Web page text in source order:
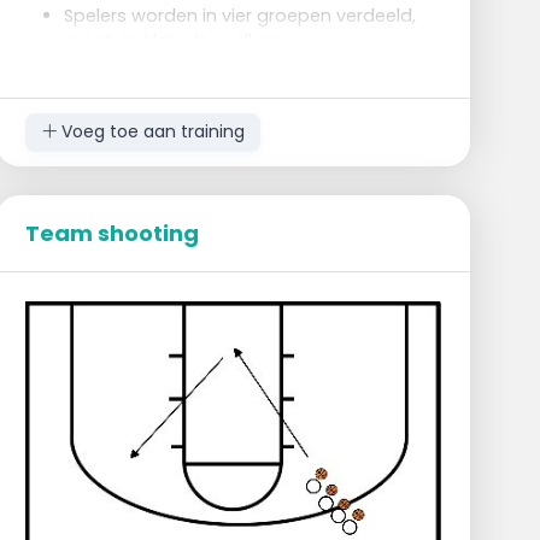
Spelers worden in vier groepen verdeeld,
in het midden van het veld (aan de
staan elk op de baseline aan de hoepels
of fietsbanden.
De spelers staan per groep in de vier
hoeken van het basketbalterrein.
Op het fluitsignaal van de coach loopt de
tennisballenbak, neemt er een tennisbal uit
en sprint terug naar zijn/haar groep.
Aangekomen bij zijn/haar groep, geeft de
speler 1ste speler een 'vuistje' aan de 2de
speler en legt zijn/haar bal in de daartoe
bestemde hoepel of fietsband.
De 2de speler vertrekt voor dezelfde
Voeg toe aan training
Team shooting